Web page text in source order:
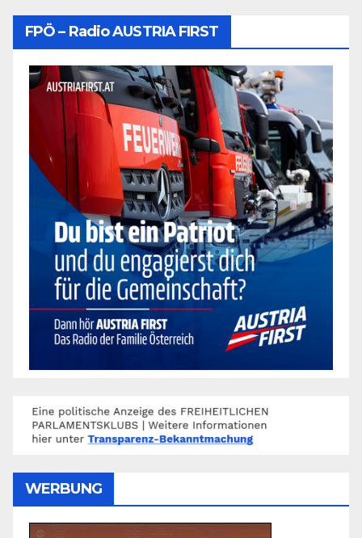
FPÖ – Radio AUSTRIA FIRST
WERBUNG